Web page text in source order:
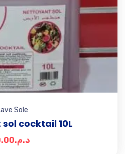
Sole
cocktail 10L
د.م.